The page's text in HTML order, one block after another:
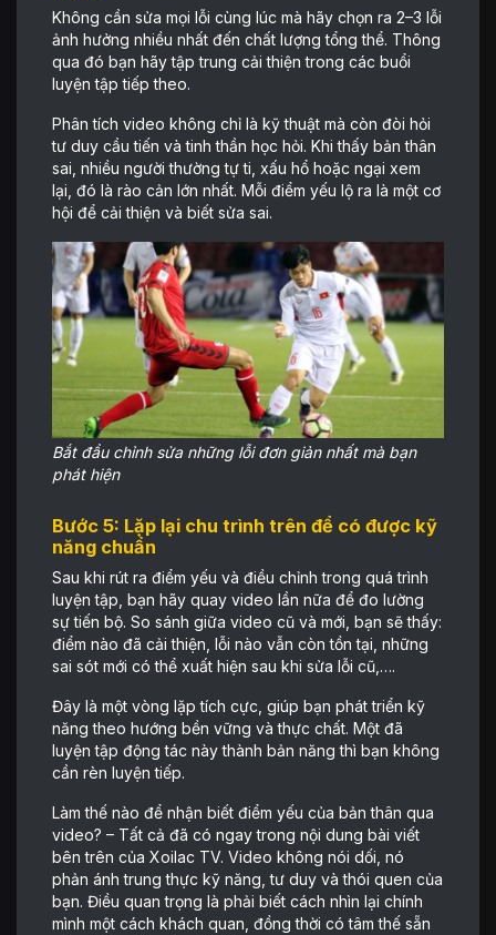
Không cần sửa mọi lỗi cùng lúc mà hãy chọn ra 2–3 lỗi
ảnh hưởng nhiều nhất đến chất lượng tổng thể. Thông
qua đó bạn hãy tập trung cải thiện trong các buổi
luyện tập tiếp theo.
Phân tích video không chỉ là kỹ thuật mà còn đòi hỏi
tư duy cầu tiến và tinh thần học hỏi. Khi thấy bản thân
sai, nhiều người thường tự ti, xấu hổ hoặc ngại xem
lại, đó là rào cản lớn nhất. Mỗi điểm yếu lộ ra là một cơ
hội để cải thiện và biết sửa sai.
Bắt đầu chỉnh sửa những lỗi đơn giản nhất mà bạn
phát hiện
Bước 5: Lặp lại chu trình trên để có được kỹ
năng chuẩn
Sau khi rút ra điểm yếu và điều chỉnh trong quá trình
luyện tập, bạn hãy quay video lần nữa để đo lường
sự tiến bộ. So sánh giữa video cũ và mới, bạn sẽ thấy:
điểm nào đã cải thiện, lỗi nào vẫn còn tồn tại, những
sai sót mới có thể xuất hiện sau khi sửa lỗi cũ,….
Đây là một vòng lặp tích cực, giúp bạn phát triển kỹ
năng theo hướng bền vững và thực chất. Một đã
luyện tập động tác này thành bản năng thì bạn không
cần rèn luyện tiếp.
Làm thế nào để nhận biết điểm yếu của bản thân qua
video? – Tất cả đã có ngay trong nội dung bài viết
bên trên của Xoilac TV. Video không nói dối, nó
phản ánh trung thực kỹ năng, tư duy và thói quen của
bạn. Điều quan trọng là phải biết cách nhìn lại chính
mình một cách khách quan, đồng thời có tâm thế sẵn